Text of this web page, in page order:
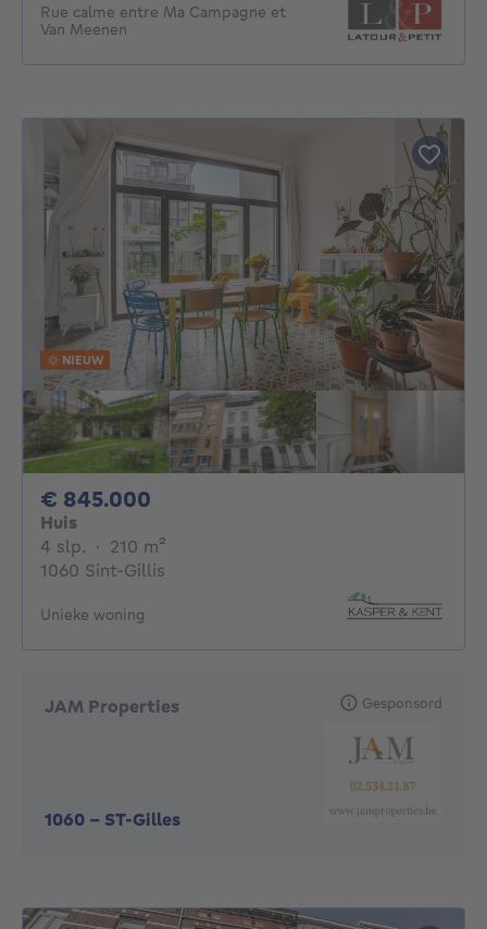
Rue calme entre Ma Campagne et
Van Meenen
NIEUW
€ 845.000
Huis
4 slp. 4 slaapkamers
· 210 m²
1060 Sint-Gillis
Unieke woning
JAM Properties
1060 - ST-Gilles
Gesponsord